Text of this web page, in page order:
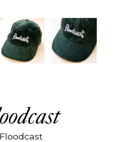
Floodcast